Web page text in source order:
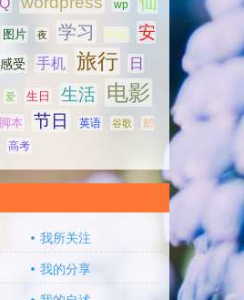
wp
图片 夜 学习 学校
安
感受 手机 旅行 日
爱 生日 生活 电影
脚本 节日 英语 谷歌 邮
高考
我所关注
我的分享